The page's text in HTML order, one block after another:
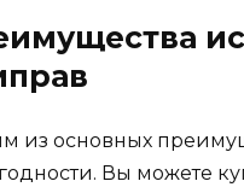
из основных
Вы можете